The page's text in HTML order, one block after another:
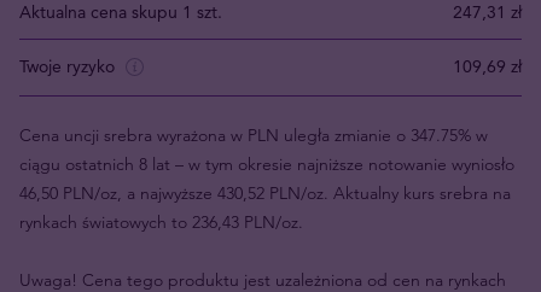
Aktualna cena skupu 1 szt. 247,31 zł
Twoje ryzyko 109,69 zł
Cena uncji srebra wyrażona w PLN uległa zmianie o 347.75% w
ciągu ostatnich 8 lat – w tym okresie najniższe notowanie wyniosło
46,50 PLN/oz, a najwyższe 430,52 PLN/oz. Aktualny kurs srebra na
rynkach światowych to 236,43 PLN/oz.
Uwaga! Cena tego produktu jest uzależniona od cen na rynkach